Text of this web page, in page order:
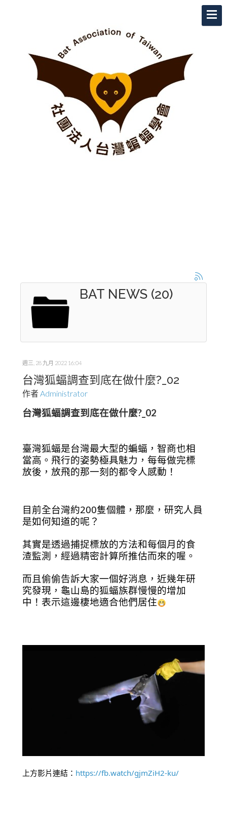
BAT NEWS (20)
週三, 28 九月 2022 16:04
台灣狐蝠調查到底在做什麼?_02
作者Administrator
台灣狐蝠調查到底在做什麼?_02
臺灣狐蝠是台灣最大型的蝙蝠，智商也相
當高。飛行的姿勢極具魅力，每每做完標
放後，放飛的那一刻的都令人感動！
目前全台灣約200隻個體，那麼，研究人員
是如何知道的呢？
其實是透過捕捉標放的方法和每個月的食
渣監測，經過精密計算所推估而來的喔。
而且偷偷告訴大家一個好消息，近幾年研
究發現，龜山島的狐蝠族群慢慢的增加
中！表示這邊棲地適合他們居住
上方影片連結： https://fb.watch/gjmZiH2-ku/